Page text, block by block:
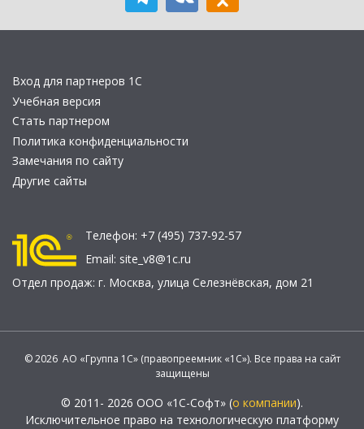
Вход для партнеров 1С
Учебная версия
Стать партнером
Политика конфиденциальности
Замечания по сайту
Другие сайты
Телефон: +7 (495) 737-92-57
Email: site_v8@1c.ru
Отдел продаж: г. Москва, улица Селезнёвская, дом 21
© 2026 АО «Группа 1С» (правопреемник «1С»). Все права на сайт
защищены
© 2011- 2026 ООО «1С-Софт» (о компании).
Исключительное право на технологическую платформу